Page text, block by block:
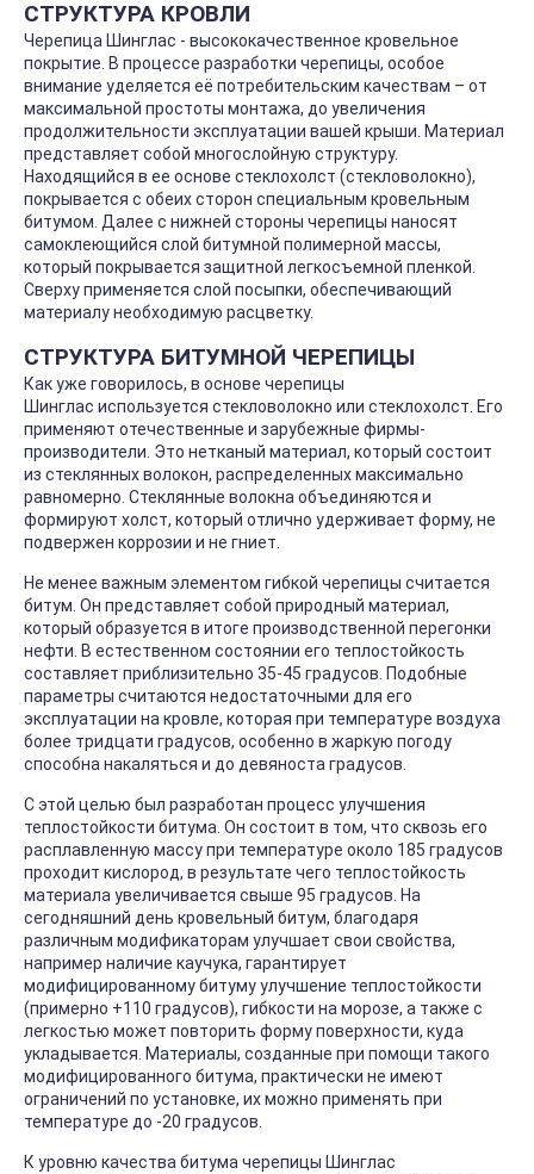
СТРУКТУРА КРОВЛИ
Черепица Шинглас - высококачественное кровельное
покрытие. В процессе разработки черепицы, особое
внимание уделяется её потребительским качествам – от
максимальной простоты монтажа, до увеличения
продолжительности эксплуатации вашей крыши. Материал
представляет собой многослойную структуру.
Находящийся в ее основе стеклохолст (стекловолокно),
покрывается с обеих сторон специальным кровельным
битумом. Далее с нижней стороны черепицы наносят
самоклеющийся слой битумной полимерной массы,
который покрывается защитной легкосъемной пленкой.
Сверху применяется слой посыпки, обеспечивающий
материалу необходимую расцветку.
СТРУКТУРА БИТУМНОЙ ЧЕРЕПИЦЫ
Как уже говорилось, в основе черепицы
Шинглас используется стекловолокно или стеклохолст. Его
применяют отечественные и зарубежные фирмы-
производители. Это нетканый материал, который состоит
из стеклянных волокон, распределенных максимально
равномерно. Стеклянные волокна объединяются и
формируют холст, который отлично удерживает форму, не
подвержен коррозии и не гниет.
Не менее важным элементом гибкой черепицы считается
битум. Он представляет собой природный материал,
который образуется в итоге производственной перегонки
нефти. В естественном состоянии его теплостойкость
составляет приблизительно 35-45 градусов. Подобные
параметры считаются недостаточными для его
эксплуатации на кровле, которая при температуре воздуха
более тридцати градусов, особенно в жаркую погоду
способна накаляться и до девяноста градусов.
С этой целью был разработан процесс улучшения
теплостойкости битума. Он состоит в том, что сквозь его
расплавленную массу при температуре около 185 градусов
проходит кислород, в результате чего теплостойкость
материала увеличивается свыше 95 градусов. На
сегодняшний день кровельный битум, благодаря
различным модификаторам улучшает свои свойства,
например наличие каучука, гарантирует
модифицированному битуму улучшение теплостойкости
(примерно +110 градусов), гибкости на морозе, а также с
легкостью может повторить форму поверхности, куда
укладывается. Материалы, созданные при помощи такого
модифицированного битума, практически не имеют
ограничений по установке, их можно применять при
температуре до -20 градусов.
К уровню качества битума черепицы Шинглас